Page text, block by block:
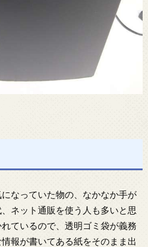
なっていた物の、なかなか手が
ネット通販を使う人も多いと思
ているので、透明ゴミ袋が義務
報が書いてある紙をそのまま出